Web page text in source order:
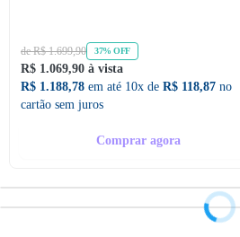
de R$ 1.699,90 37% OFF
R$ 1.069,90 à vista
R$ 1.188,78 em até 10x de R$ 118,87 no
cartão sem juros
Comprar agora